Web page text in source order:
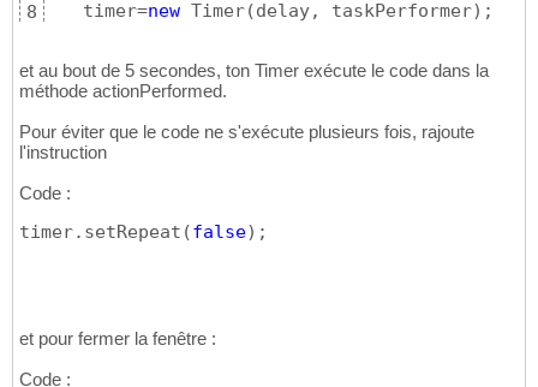
8
   timer=
new Timer(delay, taskPerformer) ;
et au bout de 5 secondes, ton Timer exécute le code dans la
méthode actionPerformed.
Pour éviter que le code ne s'exécute plusieurs fois, rajoute
l'instruction
Code :
timer.setRepeat (false) ;
et pour fermer la fenêtre :
Code :